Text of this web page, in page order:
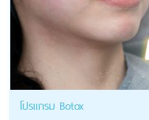
โปรแกรม Botox